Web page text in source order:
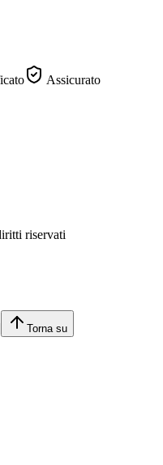
Assicurato
riservati
Torna su